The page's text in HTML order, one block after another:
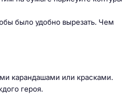
было удобно вырезать. Чем
карандашами или красками.
героя.